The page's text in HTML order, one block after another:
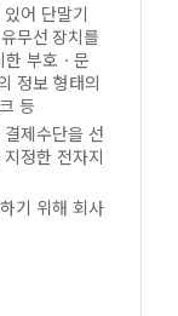
어 단말기
무선 장치를
부호ㆍ문
정보 형태의
등
제수단을 선
정한 전자지
기 위해 회사